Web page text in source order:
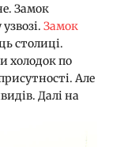
Замок
Замок
столиці.
холодок по
Але
Далі на